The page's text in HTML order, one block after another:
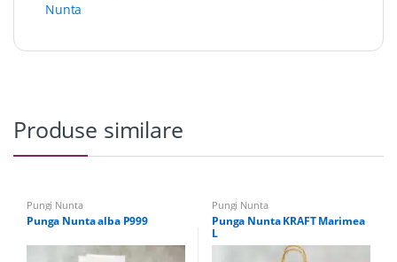
Nunta
Produse similare
Pungi Nunta
Punga Nunta alba P999
Pungi Nunta
Punga Nunta KRAFT Marimea
L